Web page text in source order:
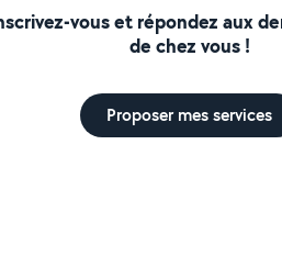
vous et répondez aux
de chez vous !
Proposer mes services